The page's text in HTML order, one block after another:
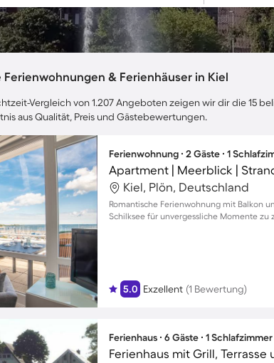
Ferienwohnungen & Ferienhäuser in Kiel
Vergleich von 1.207 Angeboten zeigen wir dir die 15
aus Qualität, Preis und Gästebewertungen.
Ferienwohnung ∙ 2 Gäste ∙ 1
Apartment | Meerblick |
Kiel, Plön, Deutschland
Romantische Ferienwohnung mit Balkon
Schilksee für unvergessliche Momente zu
5.0 Exzellent (1 Bewertung)
Ferienhaus ∙ 6 Gäste ∙ 1 Schlafzimmer
Ferienhaus mit Grill, Terrasse